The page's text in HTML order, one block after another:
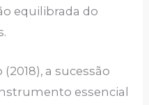
equilibrada do
a sucessão
essencial